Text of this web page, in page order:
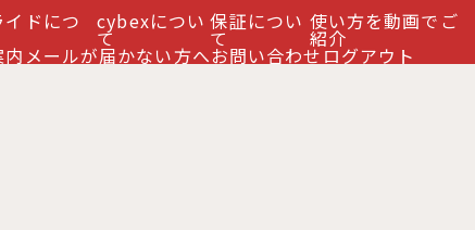
ドにつ
cybexについ
て
保証につい
て
使い方を動画でご
紹介
メールが届かない方へお問い合わせログアウト